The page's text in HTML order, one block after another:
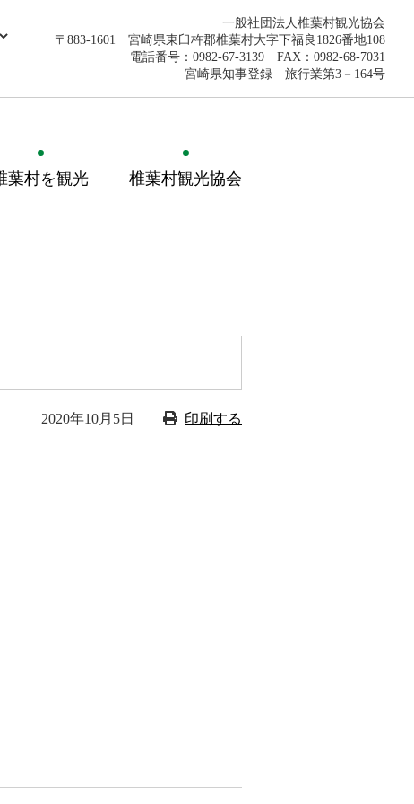
一般社団法人椎葉村観光協会
〒883-1601 宮崎県東臼杵郡椎葉村大字下福良1826番地108
電話番号：0982-67-3139 FAX：0982-68-7031
宮崎県知事登録 旅行業第3－164号
葉村を観光 椎葉村観光協会
2020年10月5日 印刷する